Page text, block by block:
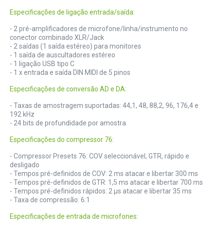
Especificações de ligação entrada/saída:
- 2 pré-amplificadores de microfone/linha/instrumento no
conector combinado XLR/Jack
- 2 saídas (1 saída estéreo) para monitores
- 1 saída de auscultadores estéreo
- 1 ligação USB tipo C
- 1 x entrada e saída DIN MIDI de 5 pinos
Especificações de conversão AD e DA:
- Taxas de amostragem suportadas: 44,1, 48, 88,2, 96, 176,4 e
192 kHz
- 24 bits de profundidade por amostra
Especificações do compressor 76:
- Compressor Presets 76: COV seleccionável, GTR, rápido e
desligado
- Tempos pré-definidos de COV: 2 ms atacar e libertar 300 ms
- Tempos pré-definidos de GTR: 1,5 ms atacar e libertar 700 ms
- Tempos pré-definidos rápidos: 2 µs atacar e libertar 35 ms
- Taxa de compressão: 6:1
Especificações de entrada de microfones: